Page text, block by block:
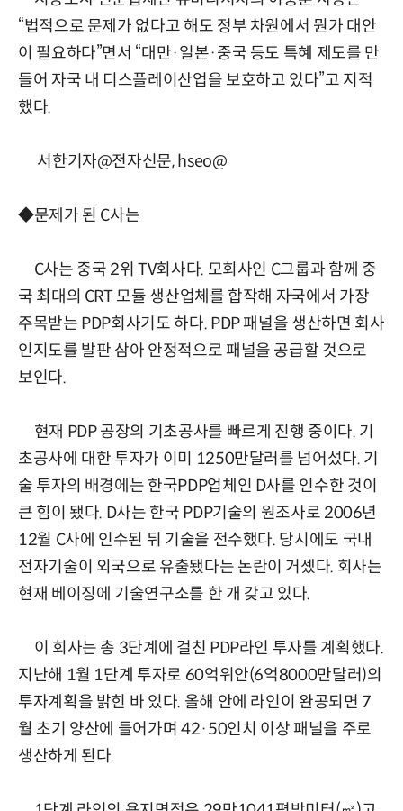
“법적으로 문제가 없다고 해도 정부 차원에서 뭔가 대안
이 필요하다”면서 “대만·일본·중국 등도 특혜 제도를 만
들어 자국 내 디스플레이산업을 보호하고 있다”고 지적
했다.
서한기자@전자신문, hseo@
◆문제가 된 C사는
C사는 중국 2위 TV회사다. 모회사인 C그룹과 함께 중
국 최대의 CRT 모듈 생산업체를 합작해 자국에서 가장
주목받는 PDP회사기도 하다. PDP 패널을 생산하면 회사
인지도를 발판 삼아 안정적으로 패널을 공급할 것으로
보인다.
현재 PDP 공장의 기초공사를 빠르게 진행 중이다. 기
초공사에 대한 투자가 이미 1250만달러를 넘어섰다. 기
술 투자의 배경에는 한국PDP업체인 D사를 인수한 것이
큰 힘이 됐다. D사는 한국 PDP기술의 원조사로 2006년
12월 C사에 인수된 뒤 기술을 전수했다. 당시에도 국내
전자기술이 외국으로 유출됐다는 논란이 거셌다. 회사는
현재 베이징에 기술연구소를 한 개 갖고 있다.
이 회사는 총 3단계에 걸친 PDP라인 투자를 계획했다.
지난해 1월 1단계 투자로 60억위안(6억8000만달러)의
투자계획을 밝힌 바 있다. 올해 안에 라인이 완공되면 7
월 초기 양산에 들어가며 42·50인치 이상 패널을 주로
생산하게 된다.